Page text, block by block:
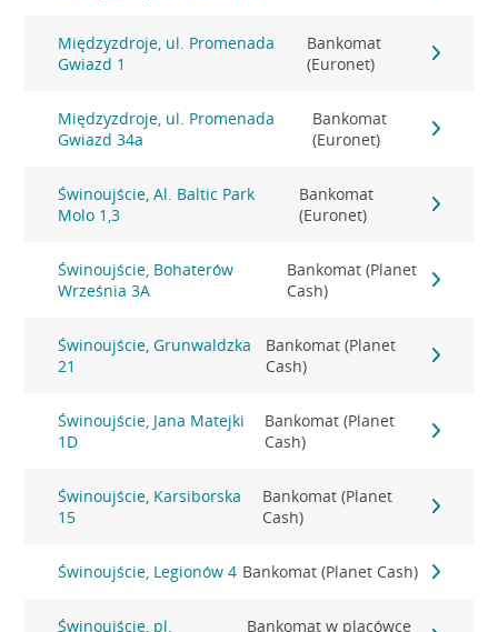
Międzyzdroje, ul. Promenada
Gwiazd 1
Bankomat
(Euronet)
Międzyzdroje, ul. Promenada
Gwiazd 34a
Bankomat
(Euronet)
Świnoujście, Al. Baltic Park
Molo 1,3
Bankomat
(Euronet)
Świnoujście, Bohaterów
Września 3A
Bankomat (Planet
Cash)
Świnoujście, Grunwaldzka
21
Bankomat (Planet
Cash)
Świnoujście, Jana Matejki
1D
Bankomat (Planet
Cash)
Świnoujście, Karsiborska
15
Bankomat (Planet
Cash)
Świnoujście, Legionów 4 Bankomat (Planet Cash)
Świnoujście, pl.
Bankomat w placówce